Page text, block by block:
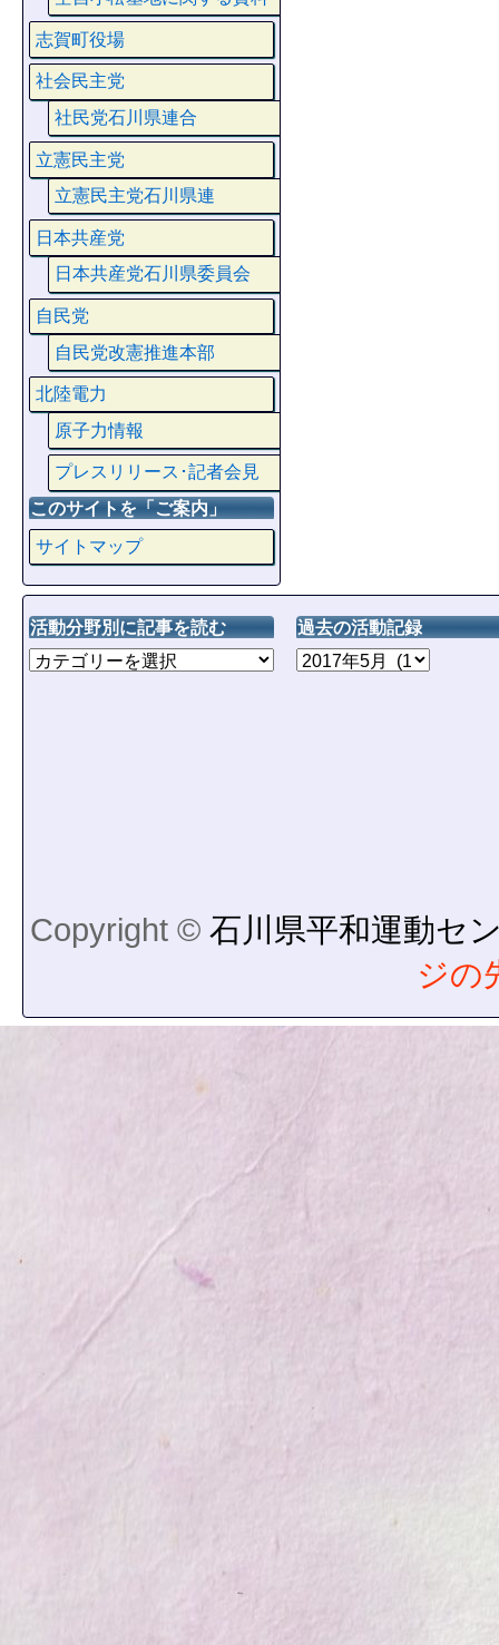
志賀町役場
社会民主党
社民党石川県連合
立憲民主党
立憲民主党石川県連
日本共産党
日本共産党石川県委員会
自民党
自民党改憲推進本部
北陸電力
原子力情報
プレスリリース･記者会見
このサイトを「ご案内」
サイトマップ
活動分野別に記事を読む 過去の活動記録
Copyright © 石川県平和運動セ
ジの